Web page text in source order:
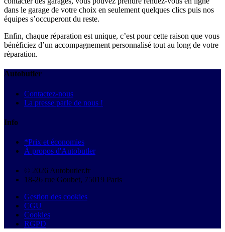
dans le garage de votre choix en seulement quelques clics puis nos
équipes s’occuperont du reste.
Enfin, chaque réparation est unique, c’est pour cette raison que vous
bénéficiez d’un accompagnement personnalisé tout au long de votre
réparation.
Autobutler
Contactez-nous
La presse parle de nous !
Info
*Prix et économies
À propos d'Autobutler
© 2026 Autobutler.fr
18-26 rue Goubet, 75019 Paris
Gestion des cookies
CGU
Cookies
RGPD